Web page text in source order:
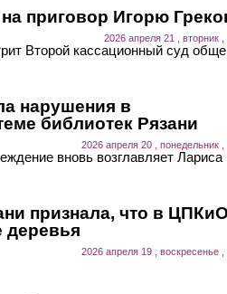
приговор Игорю
2026 апреля 21 , вторник ,
Второй кассационный суд
нарушения в
библиотек Рязани
2026 апреля 20 , понедельник ,
вновь возглавляет Лариса
признала, что в
деревья
2026 апреля 19 , воскресенье ,